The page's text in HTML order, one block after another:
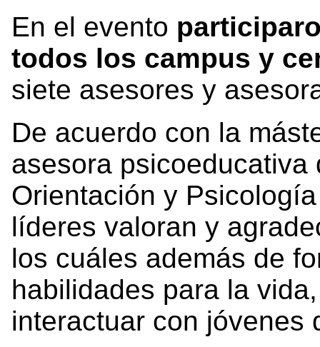
En el evento
todos los campus y
siete asesores y
De acuerdo con la
asesora psicoeducativa
Orientación y
líderes valoran y
los cuáles además de
habilidades para la
interactuar con jóvenes